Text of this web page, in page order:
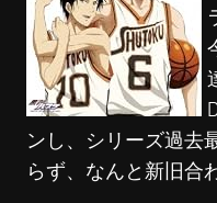
ンし、シリーズ過去
らず、なんと新旧合